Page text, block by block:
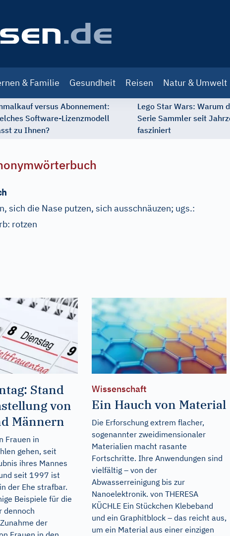
& Familie Gesundheit Reisen Natur & Umwelt
versus Abonnement:
Software-Lizenzmodell
zu Ihnen?
Lego Star Wars: Warum
Serie Sammler seit
fasziniert
sich die Nase putzen, sich ausschnäuzen; ugs.:
rotzen
Stand
von
Männern
Frauen in
gehen, seit
ihres Mannes
seit 1997 ist
der Ehe strafbar.
Beispiele für die
dennoch
der
Wissenschaft
Ein Hauch von Material
Die Erforschung extrem flacher,
sogenannter zweidimensionaler
Materialien macht rasante
Fortschritte. Ihre Anwendungen sind
vielfältig – von der
Abwasserreinigung bis zur
Nanoelektronik. von THERESA
KÜCHLE Ein Stückchen Klebeband
und ein Graphitblock – das reicht aus,
um ein Material aus einer einzigen